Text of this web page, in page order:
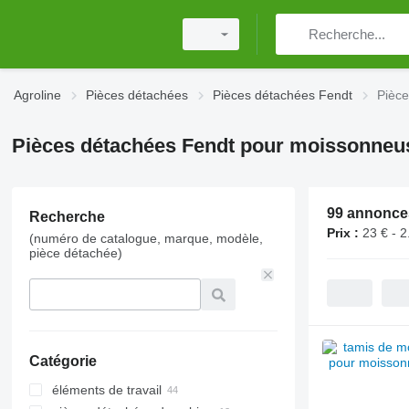
Agroline Pièces détachées Pièces détachées Fendt
Pièces détachées Fendt pour
Recherche
(numéro de catalogue, marque, modèle,
pièce détachée)
Catégorie
éléments de travail
99
Prix : 23 € -